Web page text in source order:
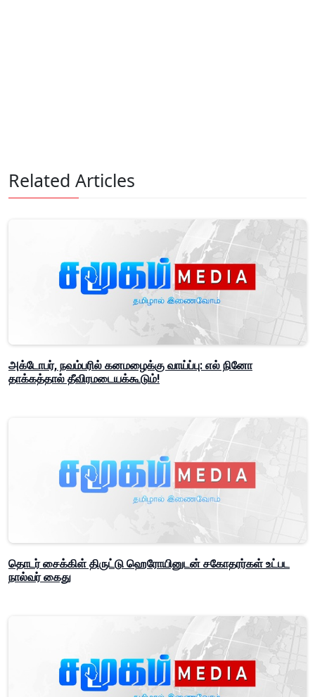
Related Articles
அக்டோபர், நவம்பரில் கனமழைக்கு வாய்ப்பு: எல் நினோ
தாக்கத்தால் தீவிரமடையக்கூடும்!
தொடர் சைக்கிள் திருட்டு ஹெரோயினுடன் சகோதரர்கள் உட்பட
நால்வர் கைது